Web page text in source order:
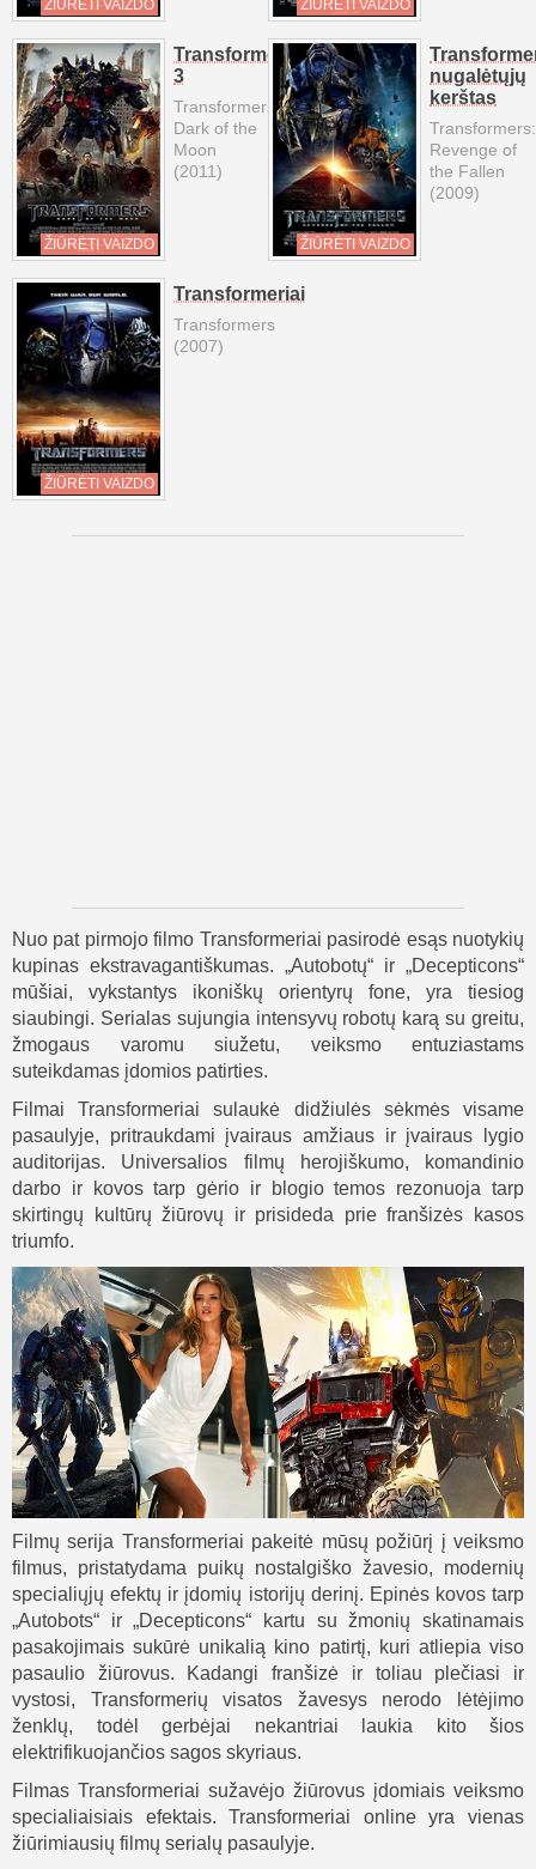
ŽIŪRĖTI VAIZDO ŽIŪRĖTI VAIZDO
ŽIŪRĖTI VAIZDO
Transformeriai
3
Transformers:
Dark of the
Moon
(2011)
ŽIŪRĖTI VAIZDO
nugalėtųjų
kerštas
Transformers:
Revenge of
the Fallen
(2009)
ŽIŪRĖTI VAIZDO
Transformeriai
Transformers
(2007)
Nuo pat pirmojo filmo Transformeriai pasirodė esąs nuotykių
kupinas ekstravagantiškumas. „Autobotų“ ir „Decepticons“
mūšiai, vykstantys ikoniškų orientyrų fone, yra tiesiog
siaubingi. Serialas sujungia intensyvų robotų karą su greitu,
žmogaus varomu siužetu, veiksmo entuziastams
suteikdamas įdomios patirties.
Filmai Transformeriai sulaukė didžiulės sėkmės visame
pasaulyje, pritraukdami įvairaus amžiaus ir įvairaus lygio
auditorijas. Universalios filmų herojiškumo, komandinio
darbo ir kovos tarp gėrio ir blogio temos rezonuoja tarp
skirtingų kultūrų žiūrovų ir prisideda prie franšizės kasos
triumfo.
Filmų serija Transformeriai pakeitė mūsų požiūrį į veiksmo
filmus, pristatydama puikų nostalgiško žavesio, modernių
specialiųjų efektų ir įdomių istorijų derinį. Epinės kovos tarp
„Autobots“ ir „Decepticons“ kartu su žmonių skatinamais
pasakojimais sukūrė unikalią kino patirtį, kuri atliepia viso
pasaulio žiūrovus. Kadangi franšizė ir toliau plečiasi ir
vystosi, Transformerių visatos žavesys nerodo lėtėjimo
ženklų, todėl gerbėjai nekantriai laukia kito šios
elektrifikuojančios sagos skyriaus.
Filmas Transformeriai sužavėjo žiūrovus įdomiais veiksmo
specialiaisiais efektais. Transformeriai online yra vienas
žiūrimiausių filmų serialų pasaulyje.